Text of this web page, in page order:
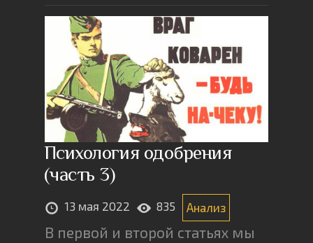
Психология одобрения
(часть 3)
13 мая 2022 835 Анализ
В первой и второй статьях мы